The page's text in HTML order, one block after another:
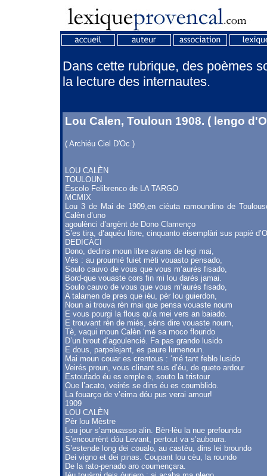
Dans cette rubrique, des poèmes
la lecture des internautes.
Lou Calen, Touloun 1908. ( lengo
( Archiéu Ciel D'Oc )
LOU CALÈN
TOULOUN
Escolo Felibrenco de LA TARGO
MCMIX
Lou 3 de Mai de 1909,en ciéuta ramoundino de
Calèn d’uno
agoulènci d’argènt de Dono Clamenço
S’es tira, d’aquéu libre, cinquanto eisemplàri sus papié
DEDICÀCI
Dono, dedins moun libre avans de legi mai,
Vès : au proumié fuiet mèti vouasto pensado,
Soulo cauvo de vous que vous m’aurés fisado,
Bord-que vouaste cors fin mi lou darés jamai.
Soulo cauvo de vous que vous m’aurés fisado,
A talamen de pres que iéu, pèr lou guierdon,
Noun ai trouva rèn mai que pensa vouaste noum
E vous pourgi la flous qu’a mei vers an baiado.
E trouvant rèn de miés, sèns dire vouaste noum,
Tè, vaqui moun Calèn ‘mé sa moco flourido
D’un brout d’agoulencié. Fa pas grando lusido
E dous, parpelejant, es paure lumenoun.
Mai moun couar es crentous : ‘mé tant feblo lusido
Veirés proun, vous clinant sus d’éu, de queto ardour
Estoufado éu es emple e, souto la tristour
Oue l’acato, veirés se dins éu es coumblido.
La fouarço de v’eima dóu pus verai amour!
1909
LOU CALÈN
Pèr lou Mèstre
Lou jour s’amouasso alin. Bèn-lèu la nue prefoundo
S’encourrènt dóu Levant, pertout va s’auboura.
S’estende long dei coualo, au castèu, dins lei broundo
Dei vigno et dei pinas. Coupant lou cèu, la roundo
De la rato-penado aro coumençara.